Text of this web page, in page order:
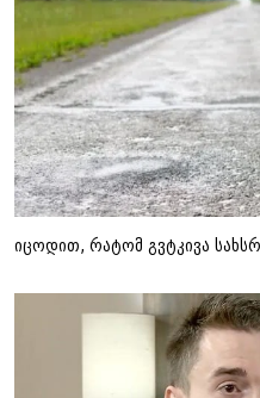
იცოდით, რატომ გვტკივა